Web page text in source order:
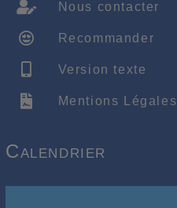
Nous contacter
Recommander
Version texte
Mentions Légales
Calendrier